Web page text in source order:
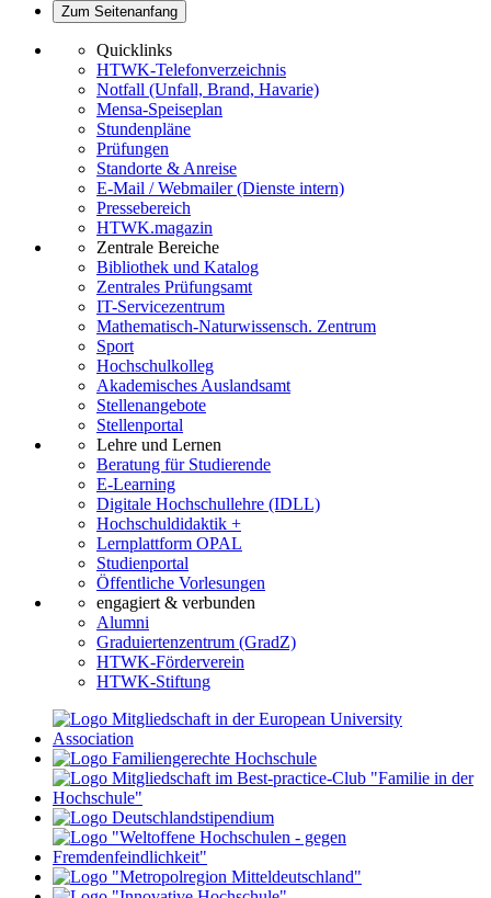
Zum Seitenanfang
Quicklinks
HTWK-Telefonverzeichnis
Notfall (Unfall, Brand, Havarie)
Mensa-Speiseplan
Stundenpläne
Prüfungen
Standorte & Anreise
E-Mail / Webmailer (Dienste intern)
Pressebereich
HTWK.magazin
Zentrale Bereiche
Bibliothek und Katalog
Zentrales Prüfungsamt
IT-Servicezentrum
Mathematisch-Naturwissensch. Zentrum
Sport
Hochschulkolleg
Akademisches Auslandsamt
Stellenangebote
Stellenportal
Lehre und Lernen
Beratung für Studierende
E-Learning
Digitale Hochschullehre (IDLL)
Hochschuldidaktik +
Lernplattform OPAL
Studienportal
Öffentliche Vorlesungen
engagiert & verbunden
Alumni
Graduiertenzentrum (GradZ)
HTWK-Förderverein
HTWK-Stiftung